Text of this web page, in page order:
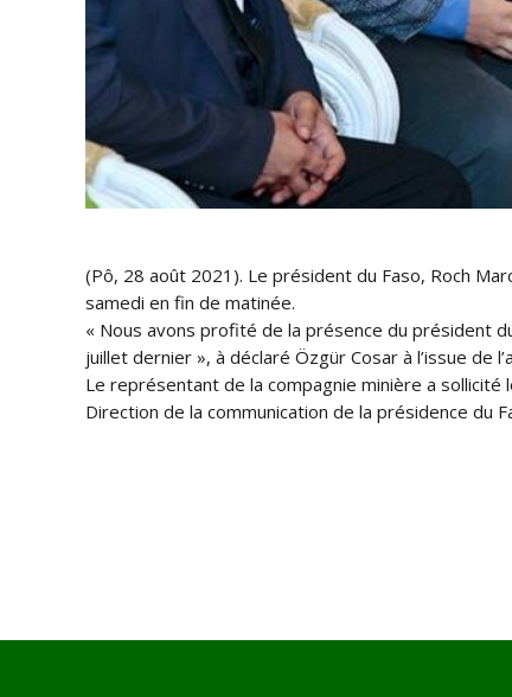
(Pô, 28 août 2021). Le président du Faso, Roch
samedi en fin de matinée.
« Nous avons profité de la présence du président
juillet dernier », à déclaré Özgür Cosar à l’issue de
Le représentant de la compagnie minière a sollicité
Direction de la communication de la présidence du